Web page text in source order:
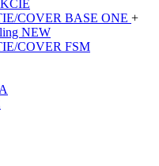
COVER BASE ONE +
NEW
COVER FSM